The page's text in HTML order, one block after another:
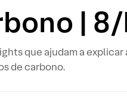
|
que ajudam a
de carbono.